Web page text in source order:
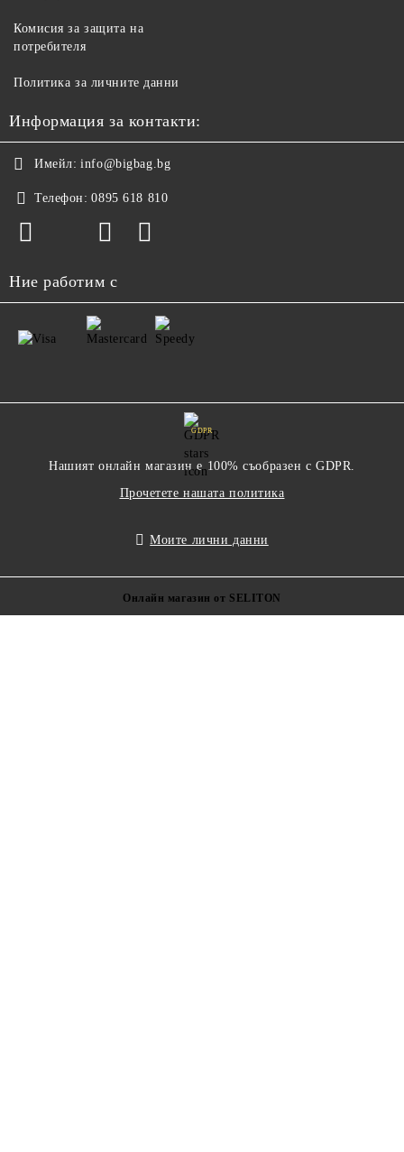
Комисия за защита на
потребителя
Политика за личните данни
Информация за контакти:
Имейл: info@bigbag.bg
Телефон: 0895 618 810
Ние работим с
GDPR
Нашият онлайн магазин е 100% съобразен с GDPR.
Прочетете нашата политика
Моите лични данни
Онлайн магазин от SELITON